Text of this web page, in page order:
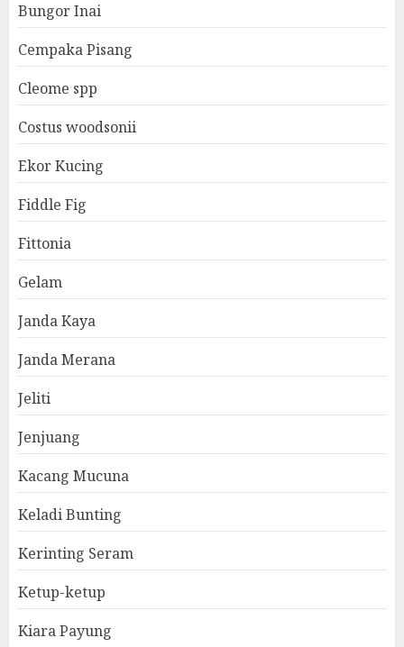
Bungor Inai
Cempaka Pisang
Cleome spp
Costus woodsonii
Ekor Kucing
Fiddle Fig
Fittonia
Gelam
Janda Kaya
Janda Merana
Jeliti
Jenjuang
Kacang Mucuna
Keladi Bunting
Kerinting Seram
Ketup-ketup
Kiara Payung